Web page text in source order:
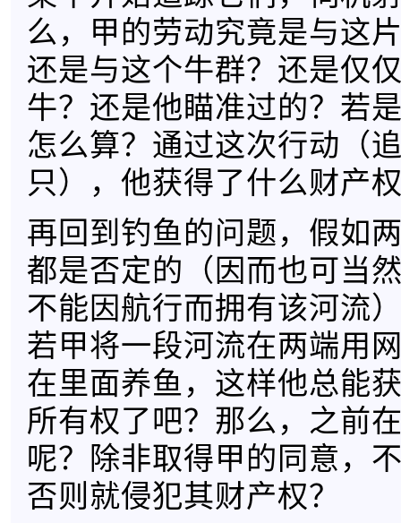
么，甲的劳动究竟是与这
还是与这个牛群？还是仅
牛？还是他瞄准过的？若
怎么算？通过这次行动（
只），他获得了什么财产
再回到钓鱼的问题，假如
都是否定的（因而也可当
不能因航行而拥有该河流
若甲将一段河流在两端用
在里面养鱼，这样他总能
所有权了吧？那么，之前
呢？除非取得甲的同意，
否则就侵犯其财产权？